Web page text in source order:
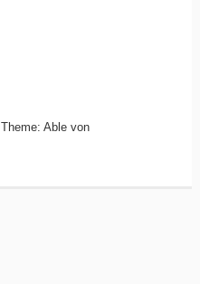
Theme: Able von